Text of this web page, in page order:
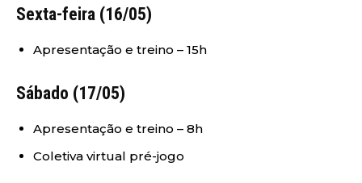
Sexta-feira (16/05)
Apresentação e treino – 15h
Sábado (17/05)
Apresentação e treino – 8h
Coletiva virtual pré-jogo